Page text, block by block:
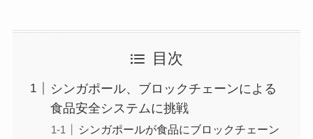
目次
シンガポール、ブロックチェーンによる
食品安全システムに挑戦
シンガポールが食品にブロックチェーン